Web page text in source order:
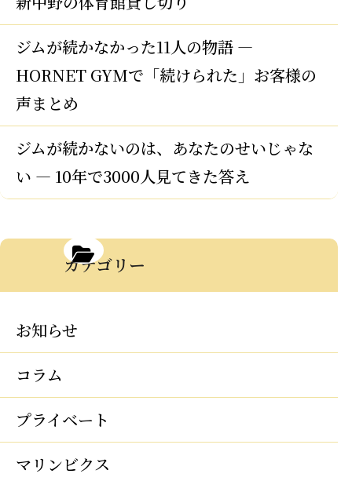
ジムが続かなかった11人の物語 —
HORNET GYMで「続けられた」お客様の
声まとめ
ジムが続かないのは、あなたのせいじゃな
い — 10年で3000人見てきた答え
カテゴリー
お知らせ
コラム
プライベート
マリンビクス